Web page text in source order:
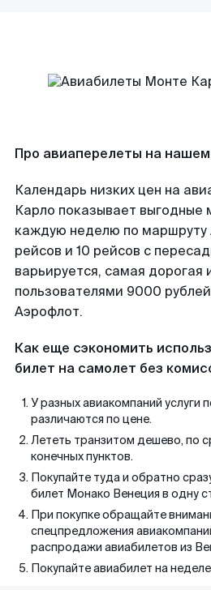
Про авиаперелеты на
Календарь низких цен на
Карло показывает выгодные
каждую неделю по маршруту
рейсов и 10 рейсов с
варьируется, самая дорогая
пользователями 9000
Аэрофлот.
Как еще сэкономить
билет на самолет без
У разных авиакомпаний услуги
различаются по цене.
Лететь транзитом дешево, по
конечных пунктов.
Покупайте туда и обратно
билет Монако Венеция в одну
При покупке обращайте
спецпредложения
распродажи авиабилетов из
Покупайте авиабилет на